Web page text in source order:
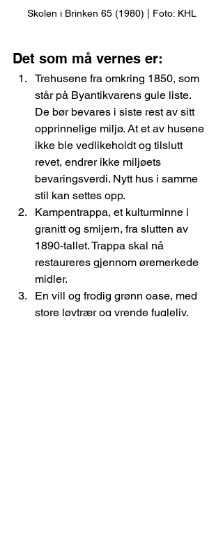
Skolen i Brinken 65 (1980) | Foto: KHL
Det som må vernes er:
Trehusene fra omkring 1850, som
står på Byantikvarens gule liste.
De bør bevares i siste rest av sitt
opprinnelige miljø. At et av husene
ikke ble vedlikeholdt og tilslutt
revet, endrer ikke miljøets
bevaringsverdi. Nytt hus i samme
stil kan settes opp.
Kampentrappa, et kulturminne i
granitt og smijern, fra slutten av
1890-tallet. Trappa skal nå
restaureres gjennom øremerkede
midler.
En vill og frodig grønn oase, med
store løvtrær og yrende fugleliv,